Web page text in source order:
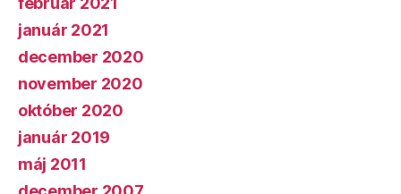
január 2021
december 2020
november 2020
október 2020
január 2019
máj 2011